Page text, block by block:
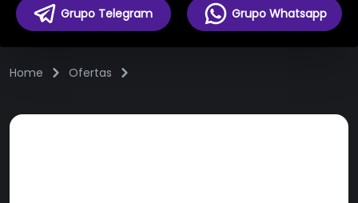
Grupo Telegram Grupo Whatsapp
Home Ofertas